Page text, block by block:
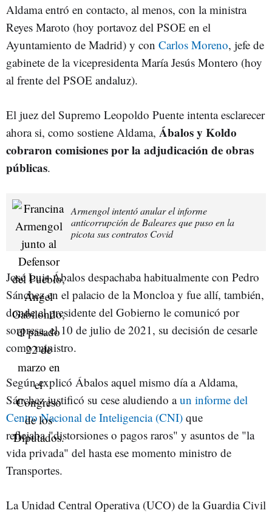
Aldama entró en contacto, al menos, con la ministra
Reyes Maroto (hoy portavoz del PSOE en el
Ayuntamiento de Madrid) y con Carlos Moreno, jefe de
gabinete de la vicepresidenta María Jesús Montero (hoy
al frente del PSOE andaluz).
El juez del Supremo Leopoldo Puente intenta esclarecer
ahora si, como sostiene Aldama, Ábalos y Koldo
cobraron comisiones por la adjudicación de obras
públicas.
Armengol intentó anular el informe
anticorrupción de Baleares que puso en la
picota sus contratos Covid
José Luis Ábalos despachaba habitualmente con Pedro
Sánchez en el palacio de la Moncloa y fue allí, también,
donde el presidente del Gobierno le comunicó por
sorpresa, el 10 de julio de 2021, su decisión de cesarle
como ministro.
Según explicó Ábalos aquel mismo día a Aldama,
Sánchez justificó su cese aludiendo aun informe del
Centro Nacional de Inteligencia (CNI) que
reflejaba"distorsiones o pagos raros" y asuntos de "la
vida privada" del hasta ese momento ministro de
Transportes.
La Unidad Central Operativa (UCO) de la Guardia Civil